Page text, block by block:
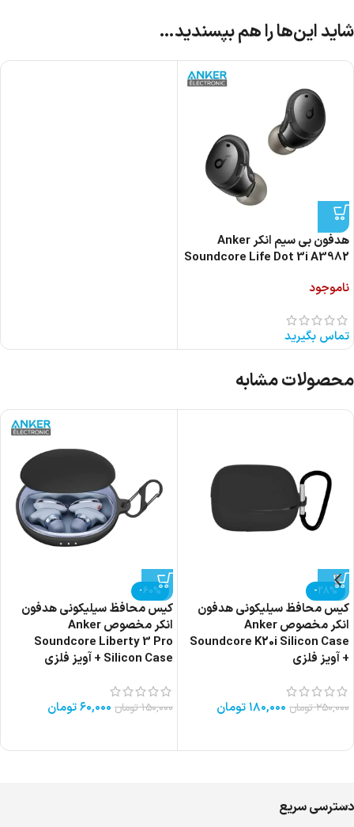
شاید این‌ها را هم بپسندید…
هدفون بی سیم انکر Anker
Soundcore Life Dot 3i A3982
ناموجود
تماس بگیرید
محصولات مشابه
-28%
کیس محافظ سیلیکونی هدفون
انکر مخصوص Anker
Soundcore K20i Silicon Case
+ آویز فلزی
۲۵۰,۰۰۰تومان ۱۸۰,۰۰۰تومان
-60%
کیس محافظ سیلیکونی هدفون
انکر مخصوص Anker
Soundcore Liberty 3 Pro
Silicon Case + آویز فلزی
۱۵۰,۰۰۰تومان ۶۰,۰۰۰تومان
دسترسی سریع